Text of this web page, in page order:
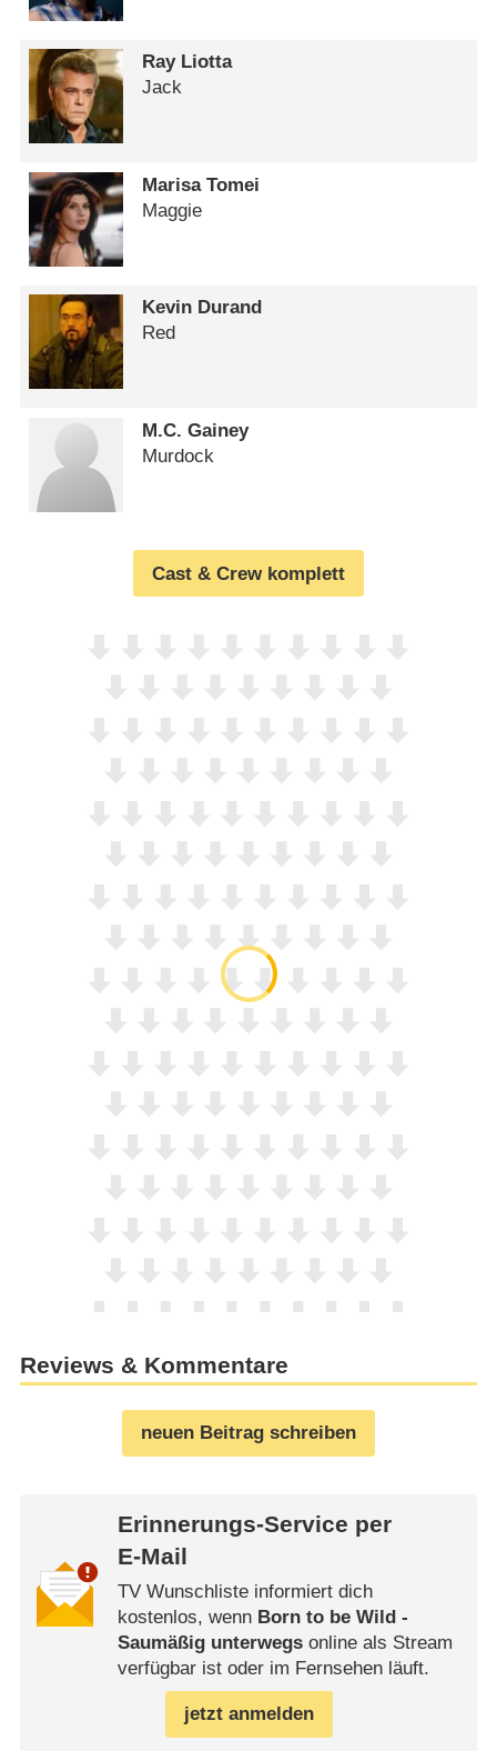
Ray Liotta
Jack
Marisa Tomei
Maggie
Kevin Durand
Red
M.C. Gainey
Murdock
Cast & Crew komplett
Reviews & Kommentare
neuen Beitrag schreiben
Erinnerungs-Service per
E-Mail
TV Wunschliste informiert dich
kostenlos, wenn Born to be Wild -
Saumäßig unterwegsonline als Stream
verfügbar ist oder im Fernsehen läuft.
jetzt anmelden